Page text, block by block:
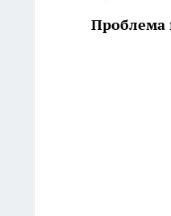
Проблема